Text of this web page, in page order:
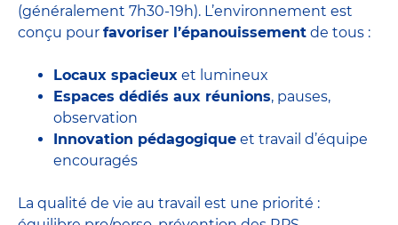
(généralement 7h30-19h). L’environnement est
conçu pour favoriser l’épanouissement de tous :
Locaux spacieux et lumineux
Espaces dédiés aux réunions, pauses,
observation
Innovation pédagogique et travail d’équipe
encouragés
La qualité de vie au travail est une priorité :